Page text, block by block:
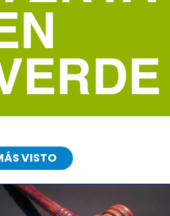
VISTO